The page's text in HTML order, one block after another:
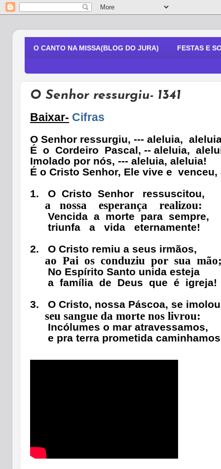
O CANTO NA MISSA(BLOG DO JURA) FESTAS E
O Senhor ressurgiu- 1341
Baixar- Cifras
O Senhor ressurgiu, --- aleluia,
É o Cordeiro Pascal, -- aleluia,
Imolado por nós, --- aleluia, aleluia!
É o Cristo Senhor, Ele vive e venceu,
1.
O Cristo Senhor ressuscitou,
a nossa esperança realizou:
Vencida a morte para sempre,
triunfa
a vida
eternamente!
2.
O Cristo remiu a seus irmãos,
ao Pai os conduziu por sua
No Espírito Santo unida esteja
a família de Deus que é
igreja!
3.
O Cristo, nossa Páscoa, se
seu sangue da morte nos livrou:
Incólumes o mar atravessamos,
e pra terra prometida